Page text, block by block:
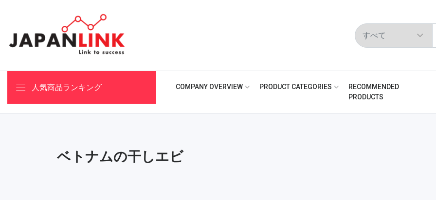
人気商品ランキング COMPANY OVERVIEW PRODUCT CATEGORIES
RECOMMENDED
PRODUCTS
ベトナムの干しエビ